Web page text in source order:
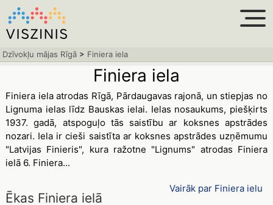
Dzīvokļu mājas Rīgā > Finiera iela
Finiera iela
Finiera iela atrodas Rīgā, Pārdaugavas rajonā, un stiepjas no
Lignuma ielas līdz Bauskas ielai. Ielas nosaukums, piešķirts
1937. gadā, atspoguļo tās saistību ar koksnes apstrādes
nozari. Iela ir cieši saistīta ar koksnes apstrādes uzņēmumu
"Latvijas Finieris", kura ražotne "Lignums" atrodas Finiera
ielā 6. Finiera...
Vairāk par Finiera ielu
Ēkas Finiera ielā